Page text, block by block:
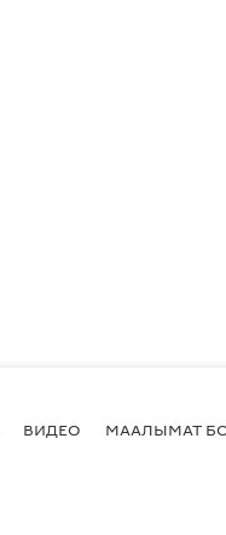
ВИДЕО МААЛЫМАТ